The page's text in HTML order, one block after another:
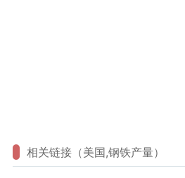
相关链接（美国,钢铁产量）